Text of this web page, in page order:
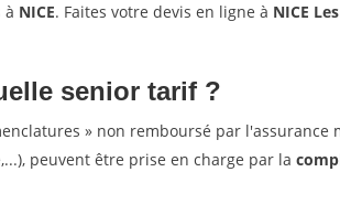
à NICE. Faites votre devis en ligne à NICE
senior tarif ?
» non remboursé par l'assurance
peuvent être prise en charge par la